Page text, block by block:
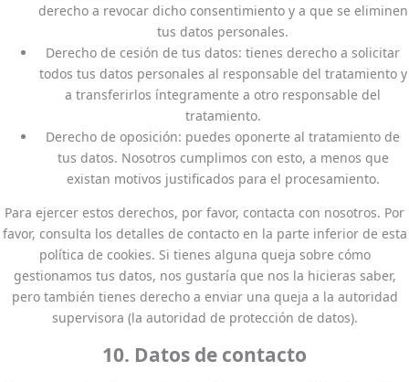
derecho a revocar dicho consentimiento y a que se eliminen
tus datos personales.
Derecho de cesión de tus datos: tienes derecho a solicitar
todos tus datos personales al responsable del tratamiento y
a transferirlos íntegramente a otro responsable del
tratamiento.
Derecho de oposición: puedes oponerte al tratamiento de
tus datos. Nosotros cumplimos con esto, a menos que
existan motivos justificados para el procesamiento.
Para ejercer estos derechos, por favor, contacta con nosotros. Por
favor, consulta los detalles de contacto en la parte inferior de esta
política de cookies. Si tienes alguna queja sobre cómo
gestionamos tus datos, nos gustaría que nos la hicieras saber,
pero también tienes derecho a enviar una queja a la autoridad
supervisora (la autoridad de protección de datos).
10. Datos de contacto